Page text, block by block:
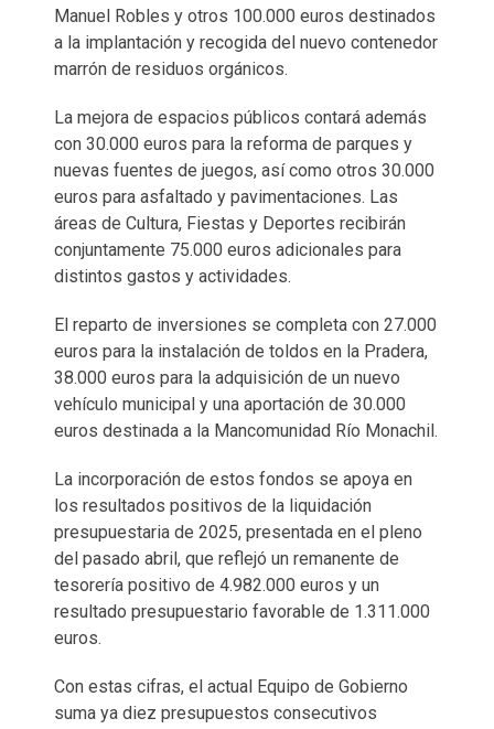
Manuel Robles y otros 100.000 euros destinados
a la implantación y recogida del nuevo contenedor
marrón de residuos orgánicos.
La mejora de espacios públicos contará además
con 30.000 euros para la reforma de parques y
nuevas fuentes de juegos, así como otros 30.000
euros para asfaltado y pavimentaciones. Las
áreas de Cultura, Fiestas y Deportes recibirán
conjuntamente 75.000 euros adicionales para
distintos gastos y actividades.
El reparto de inversiones se completa con 27.000
euros para la instalación de toldos en la Pradera,
38.000 euros para la adquisición de un nuevo
vehículo municipal y una aportación de 30.000
euros destinada a la Mancomunidad Río Monachil.
La incorporación de estos fondos se apoya en
los resultados positivos de la liquidación
presupuestaria de 2025, presentada en el pleno
del pasado abril, que reflejó un remanente de
tesorería positivo de 4.982.000 euros y un
resultado presupuestario favorable de 1.311.000
euros.
Con estas cifras, el actual Equipo de Gobierno
suma ya diez presupuestos consecutivos